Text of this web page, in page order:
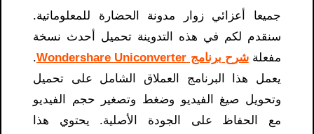
جميعا أعزائي زوار مدونة الحضارة للمعلوماتية.
سنقدم لكم في هذه التدوينة تحميل أحدث نسخة
مفعلةشرح برنامج Wondershare Uniconverter
.
يعمل هذا البرنامج العملاق الشامل على تحميل
وتحويل صيغ الفيديو وضغط وتصغير حجم الفيديو
مع الحفاظ على الجودة الأصلية. يحتوي هذا